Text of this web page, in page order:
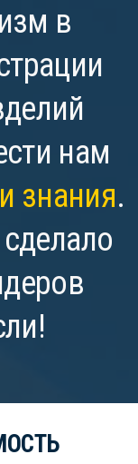
в
нам
знания.